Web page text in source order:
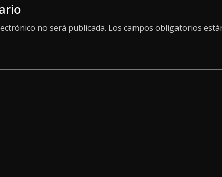
no será publicada. Los campos obligatorios